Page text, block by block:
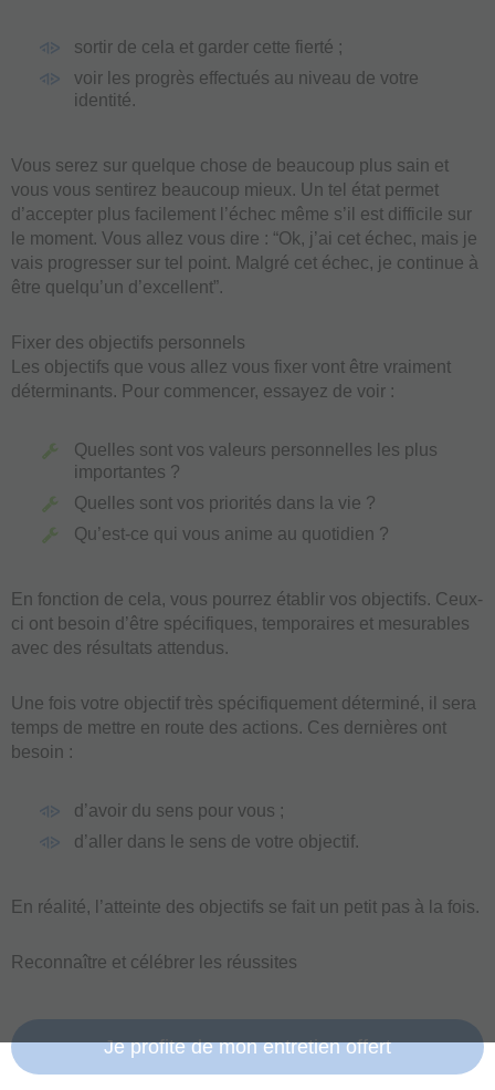
sortir de cela et garder cette fierté ;
voir les progrès effectués au niveau de votre
identité.
Vous serez sur quelque chose de beaucoup plus sain et
vous vous sentirez beaucoup mieux. Un tel état permet
d’accepter plus facilement l’échec même s’il est difficile sur
le moment. Vous allez vous dire : “Ok, j’ai cet échec, mais je
vais progresser sur tel point. Malgré cet échec, je continue à
être quelqu’un d’excellent”.
Fixer des objectifs personnels
Les objectifs que vous allez vous fixer vont être vraiment
déterminants. Pour commencer, essayez de voir :
Quelles sont vos valeurs personnelles les plus
importantes ?
Quelles sont vos priorités dans la vie ?
Qu’est-ce qui vous anime au quotidien ?
En fonction de cela, vous pourrez établir vos objectifs. Ceux-
ci ont besoin d’être spécifiques, temporaires et mesurables
avec des résultats attendus.
Une fois votre objectif très spécifiquement déterminé, il sera
temps de mettre en route des actions. Ces dernières ont
besoin :
d’avoir du sens pour vous ;
d’aller dans le sens de votre objectif.
En réalité, l’atteinte des objectifs se fait un petit pas à la fois.
Reconnaître et célébrer les réussites
Je profite de mon entretien offert